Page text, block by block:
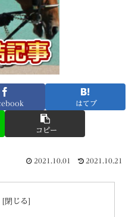
はてブ
コピー
2021.10.01 2021.10.21